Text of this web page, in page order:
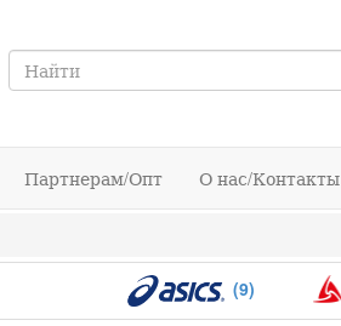
Партнерам/Опт О нас/Контакты
(9)